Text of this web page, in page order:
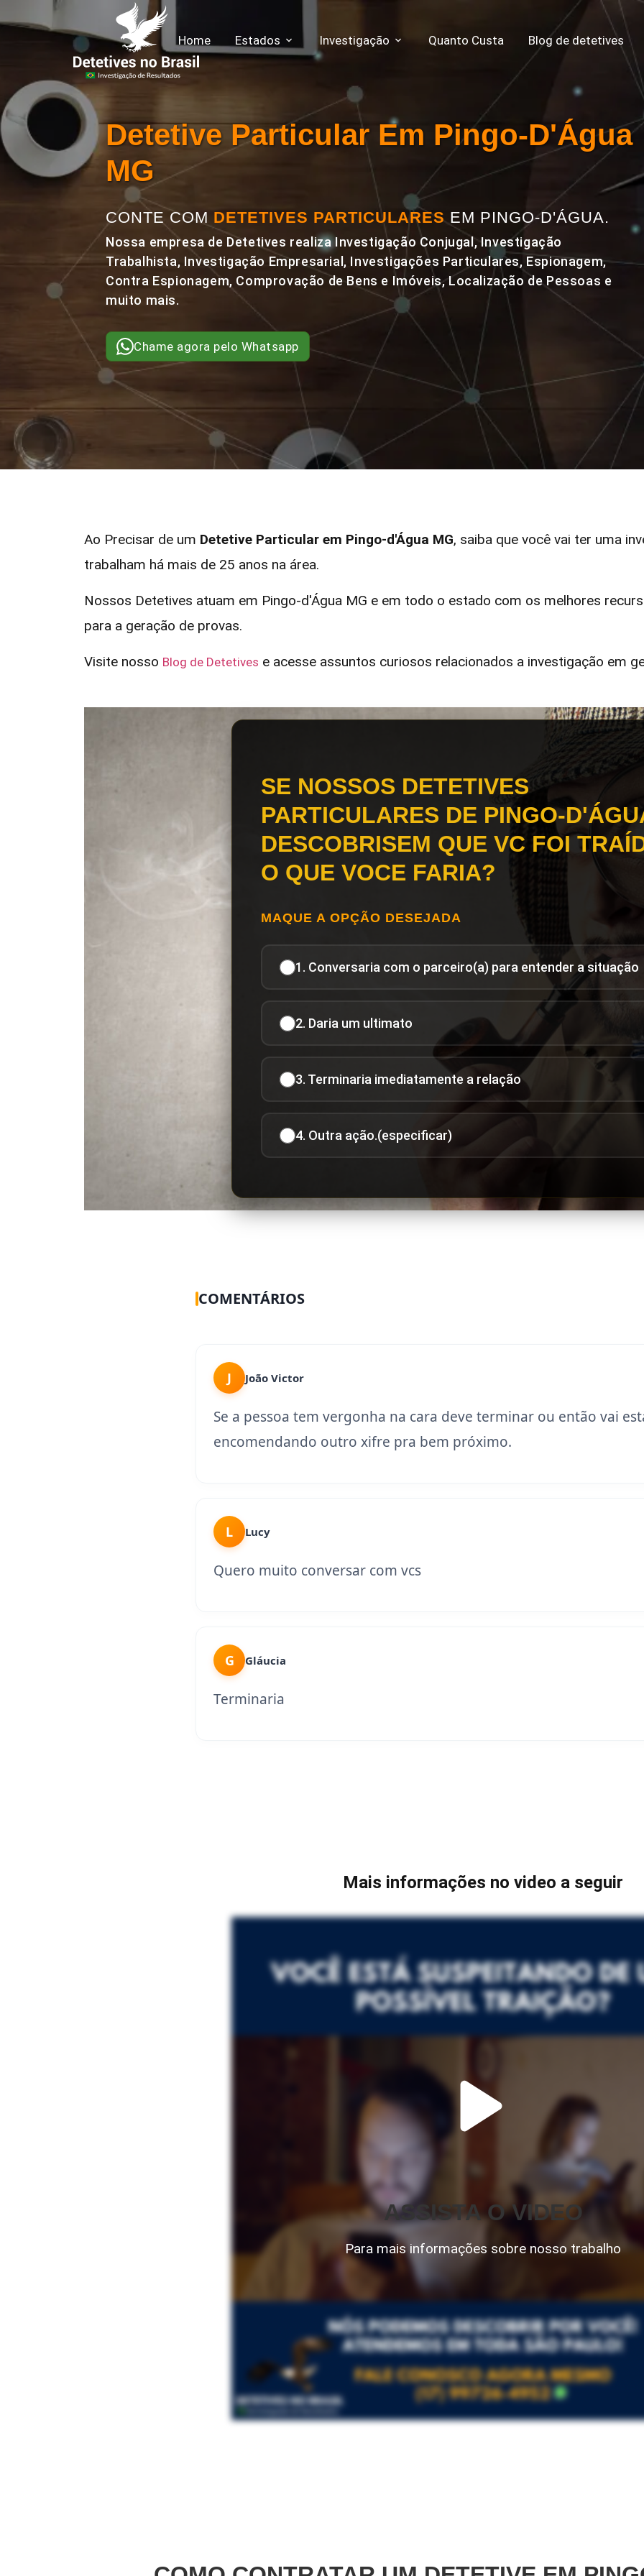
Home Estados Investigação Quanto Custa Blog de detetives
Detetive Particular Em Pingo-D'Água
MG
CONTE COM DETETIVES PARTICULARESEM PINGO-D'ÁGUA.
Nossa empresa de Detetives realiza Investigação Conjugal, Investigação
Trabalhista, Investigação Empresarial, Investigações Particulares, Espionagem,
Contra Espionagem, Comprovação de Bens e Imóveis, Localização de Pessoas e
muito mais.
Chame agora pelo Whatsapp
Ao Precisar de um Detetive Particular em Pingo-d'Água MG, saiba que você vai ter uma
trabalham há mais de 25 anos na área.
Nossos Detetives atuam em Pingo-d'Água MG e em todo o estado com os melhores
para a geração de provas.
Visite nosso Blog de Detetives e acesse assuntos curiosos relacionados a investigação em
SE NOSSOS DETETIVES
PARTICULARES DE PINGO-
DESCOBRISEM QUE VC FOI
O QUE VOCE FARIA?
MAQUE A OPÇÃO DESEJADA
1. Conversaria com o parceiro(a) para entender a situação
2. Daria um ultimato
3. Terminaria imediatamente a relação
4. Outra ação.(especificar)
COMENTÁRIOS
J João Victor
Se a pessoa tem vergonha na cara deve terminar ou então vai
encomendando outro xifre pra bem próximo.
L Lucy
Quero muito conversar com vcs
G Gláucia
Terminaria
Mais informações no video a seguir
ASSISTA O VIDEO
Para mais informações sobre nosso trabalho